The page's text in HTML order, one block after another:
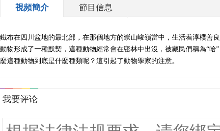
視頻簡介 節目信息
鐵布在四川盆地的最北部，在那個地方的崇山峻嶺當中，生活着淳樸善
動物形成了一種默契，這種動物經常會在密林中出沒，被藏民們稱為“
麼這種動物到底是什麼種類呢？這引起了動物學家的注意。